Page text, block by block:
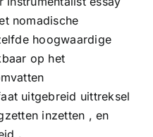
nomadische
hoogwaardige
op het
uitgebreid uittreksel
inzetten , en